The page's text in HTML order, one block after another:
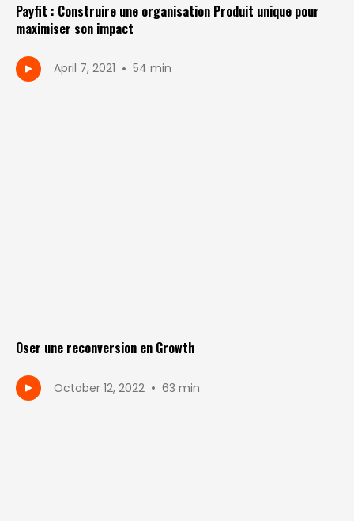
Payfit : Construire une organisation Produit unique pour
maximiser son impact
April 7, 2021 • 54 min
Oser une reconversion en Growth
October 12, 2022 • 63 min